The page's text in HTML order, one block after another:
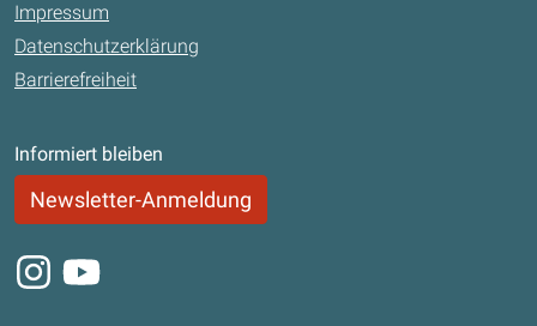
Impressum
Datenschutzerklärung
Barrierefreiheit
Informiert bleiben
Newsletter-Anmeldung
Instagram
Youtube